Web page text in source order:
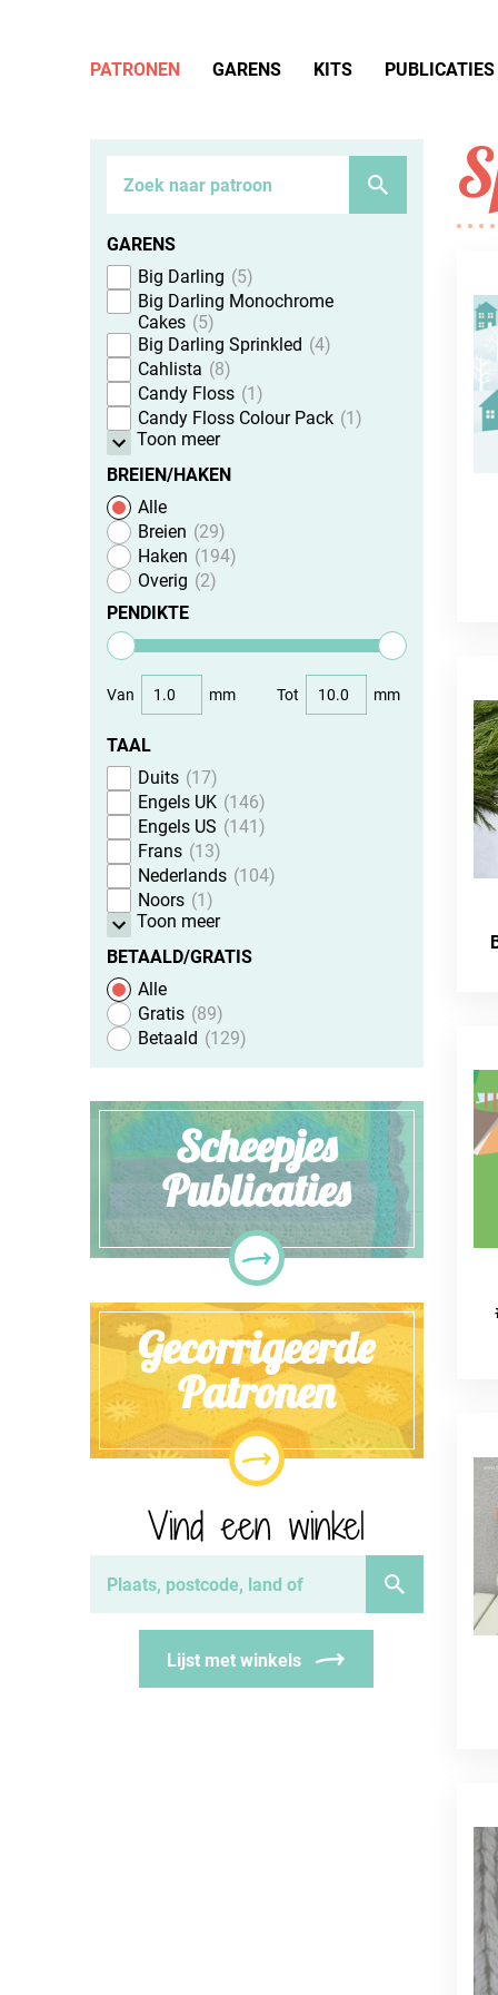
GARENS
Big Darling
5
Big Darling Monochrome
Cakes 5
Big Darling Sprinkled
4
Cahlista
8
Candy Floss 1
Candy Floss Colour Pack 1
Toon meer
BREIEN/HAKEN
Alle
Breien
29
Haken
194
Overig
2
PENDIKTE
Van mm Tot mm
TAAL
Duits 17
Engels UK 146
Engels US
141
Frans 13
Nederlands 104
Noors 1
Toon meer
BETAALD/GRATIS
Alle
Gratis 89
Betaald
129
Scheepjes
Publicaties
Gecorrigeerde
Patronen
Vind een winkel
Lijst met winkels
PATRONEN GARENS KITS PUBLICATIES